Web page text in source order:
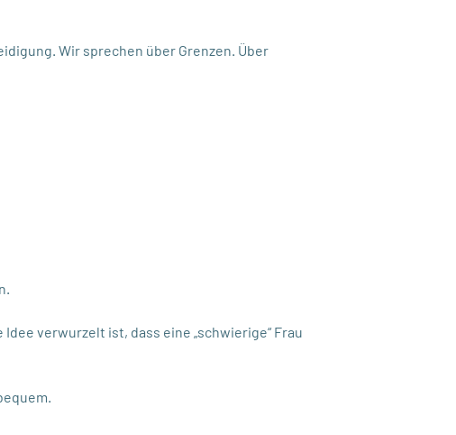
Wir sprechen über Grenzen. Über
verwurzelt ist, dass eine „schwierige“ Frau